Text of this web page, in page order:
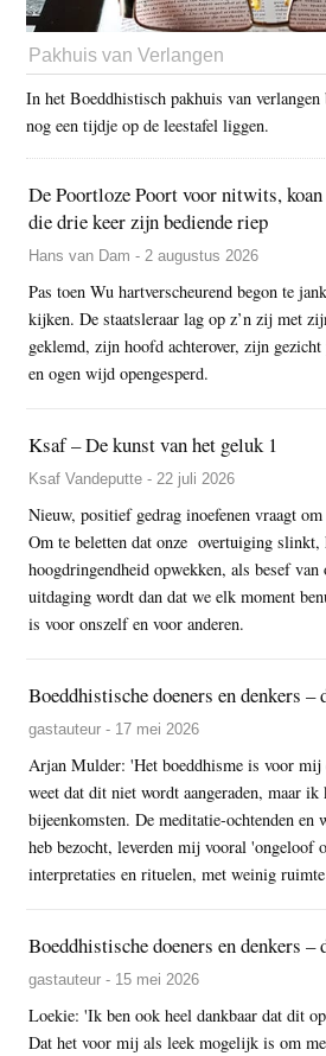
Pakhuis van Verlangen
In het Boeddhistisch pakhuis van
nog een tijdje op de leestafel liggen.
De Poortloze Poort voor nitwits,
die drie keer zijn bediende riep
Hans van Dam - 2 augustus 2026
Pas toen Wu hartverscheurend begon te
kijken. De staatsleraar lag op z’n zij met
geklemd, zijn hoofd achterover, zijn
en ogen wijd opengesperd.
Ksaf – De kunst van het geluk 1
Ksaf Vandeputte - 22 juli 2026
Nieuw, positief gedrag inoefenen vraagt
Om te beletten dat onze overtuiging slinkt,
hoogdringendheid opwekken, als besef
uitdaging wordt dan dat we elk moment
is voor onszelf en voor anderen.
Boeddhistische doeners en denkers –
gastauteur - 17 mei 2026
Arjan Mulder: 'Het boeddhisme is voor
weet dat dit niet wordt aangeraden, maar ik
bijeenkomsten. De meditatie-ochtenden en
heb bezocht, leverden mij vooral 'ongeloof
interpretaties en rituelen, met weinig
Boeddhistische doeners en denkers –
gastauteur - 15 mei 2026
Loekie: 'Ik ben ook heel dankbaar dat dit
Dat het voor mij als leek mogelijk is om